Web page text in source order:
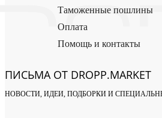
Таможенные пошлины
Оплата
Помощь и контакты
ПИСЬМА ОТ DROPP.MARKET
НОВОСТИ, ИДЕИ, ПОДБОРКИ И